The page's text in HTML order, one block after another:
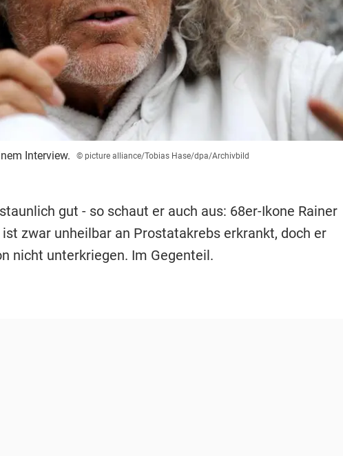
Interview. © picture alliance/Tobias Hase/dpa/Archivbild
gut - so schaut er auch aus: 68er-Ikone Rainer
zwar unheilbar an Prostatakrebs erkrankt, doch er
nicht unterkriegen. Im Gegenteil.